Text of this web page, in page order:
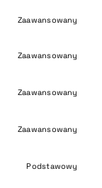
Zaawansowany
Zaawansowany
Zaawansowany
Zaawansowany
Podstawowy